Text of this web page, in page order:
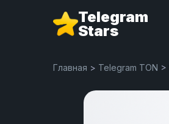
Telegram
Stars
Главная > Telegram TON >